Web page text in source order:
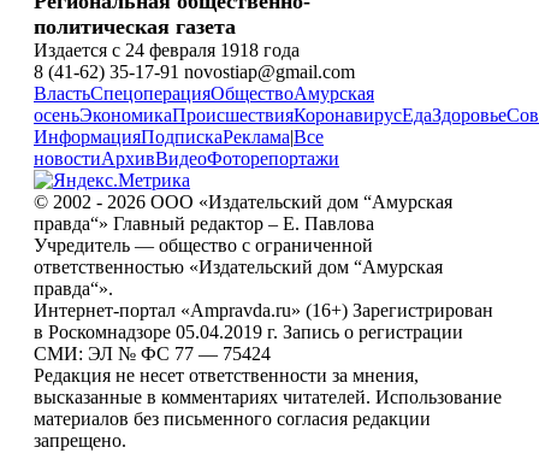
политическая газета
Издается с 24 февраля 1918 года
8 (41-62) 35-17-91 novostiap@gmail.com
ВластьСпецоперацияОбществоАмурская
осеньЭкономикаПроисшествияКоронавирусЕдаЗдоровье
ИнформацияПодпискаРеклама|Все
новостиАрхивВидеоФоторепортажи
© 2002 - 2026 ООО «Издательский дом “Амурская
правда“» Главный редактор – Е. Павлова
Учредитель — общество с ограниченной
ответственностью «Издательский дом “Амурская
правда“».
Интернет-портал «Ampravda.ru» (16+) Зарегистрирован
в Роскомнадзоре 05.04.2019 г. Запись о регистрации
СМИ: ЭЛ № ФС 77 — 75424
Редакция не несет ответственности за мнения,
высказанные в комментариях читателей. Использование
материалов без письменного согласия редакции
запрещено.